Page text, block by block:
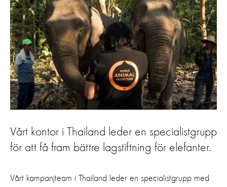
Vårt kontor i Thailand leder en specialistgrupp
för att få fram bättre lagstiftning för elefanter.
Vårt kampanjteam i Thailand leder en specialistgrupp med